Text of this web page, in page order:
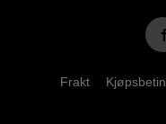
Frakt